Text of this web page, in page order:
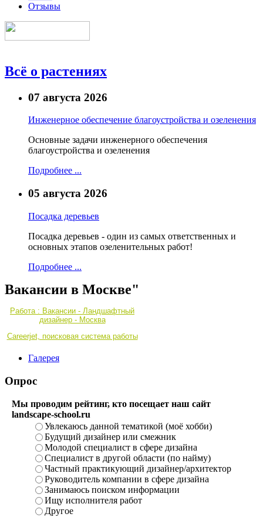
Отзывы
Всё о растениях
07 августа 2026
Инженерное обеспечение благоустройства и озеленения
Основные задачи инженерного обеспечения
благоустройства и озеленения
Подробнее ...
05 августа 2026
Посадка деревьев
Посадка деревьев - один из самых ответственных и
основных этапов озеленительных работ!
Подробнее ...
Вакансии в Москве"
Работа : Вакансии - Ландшафтный
дизайнер - Москва
Careerjet, поисковая система работы
Галерея
Опрос
Мы проводим рейтинг, кто посещает наш сайт
landscape-school.ru
Увлекаюсь данной тематикой (моё хобби)
Будущий дизайнер или смежник
Молодой специалист в сфере дизайна
Специалист в другой области (по найму)
Частный практикующий дизайнер/архитектор
Руководитель компании в сфере дизайна
Занимаюсь поиском информации
Ищу исполнителя работ
Другое